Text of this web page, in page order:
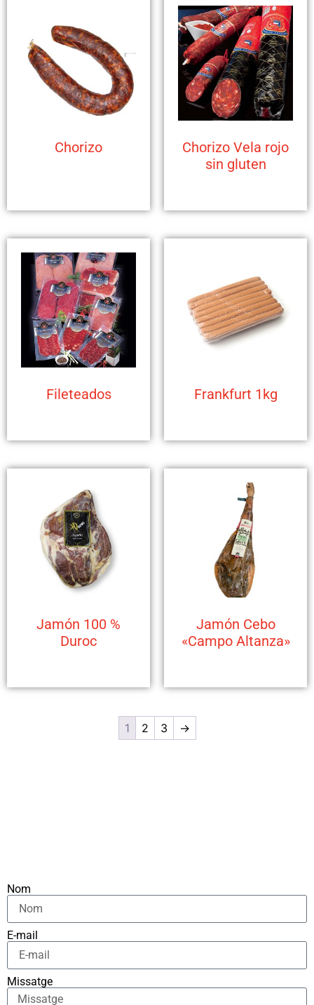
Chorizo
Chorizo Vela rojo
sin gluten
Fileteados Frankfurt 1kg
Jamón 100 %
Duroc
Jamón Cebo
«Campo Altanza»
1 2 3 →
Nom
E-mail
Missatge